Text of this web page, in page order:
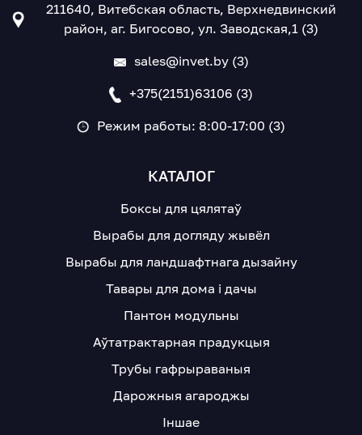
211640, Витебская область, Верхнедвинский
район, аг. Бигосово, ул. Заводская,1 (3)
sales@invet.by (3)
+375(2151)63106 (3)
Режим работы: 8:00-17:00 (3)
КАТАЛОГ
Боксы для цялятаў
Вырабы для догляду жывёл
Вырабы для ландшафтнага дызайну
Тавары для дома і дачы
Пантон модульны
Аўтатрактарная прадукцыя
Трубы гафрыраваныя
Дарожныя агароджы
Іншае